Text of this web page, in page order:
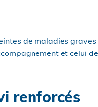
de maladies graves
et celui de
renforcés